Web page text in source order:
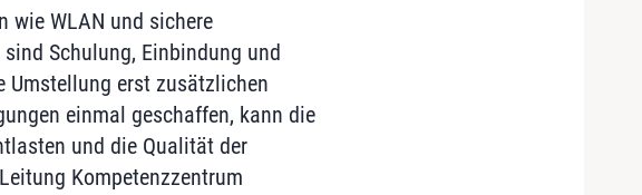
wie WLAN und sichere
Schulung, Einbindung und
Umstellung erst zusätzlichen
einmal geschaffen, kann die
und die Qualität der
Kompetenzzentrum